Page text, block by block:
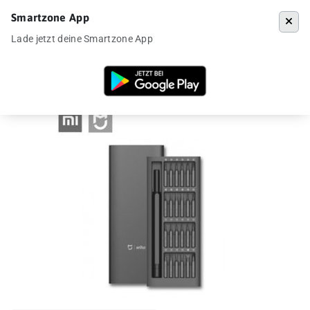
»Xiaomi Wiha Schraubendreher-Set für 9,73€
Smartzone App
Lade jetzt deine Smartzone App